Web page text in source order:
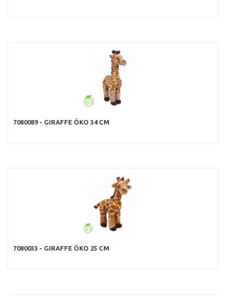
7080089 - GIRAFFE ÖKO 34 CM
7080033 - GIRAFFE ÖKO 25 CM